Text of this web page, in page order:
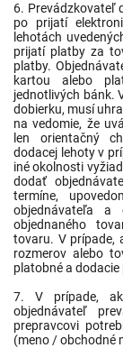
6. Prevádzkovateľ
po prijatí
lehotách
prijatí platby za
platby.
kartou alebo
jednotlivých bánk.
dobierku, musí
na vedomie, že
len orientačný
dodacej lehoty v
iné okolnosti
dodať
termíne,
objednávateľa a
objednaného
tovaru. V prípade,
rozmerov alebo
platobné a
7. V prípade, ak
objednávateľ
prepravcovi
(meno / obchodné